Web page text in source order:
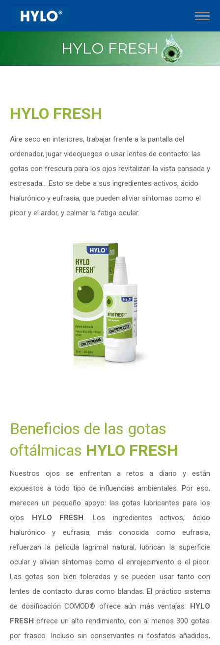
HYLO FRESH
Estás aquí:
HYLO FRESH
Aire seco en interiores, trabajar frente a la pantalla del
ordenador, jugar videojuegos o usar lentes de contacto: las
gotas con frescura para los ojos revitalizan la vista cansada y
estresada… Esto se debe a sus ingredientes activos, ácido
hialurónico y eufrasia, que pueden aliviar síntomas como el
picor y el ardor, y calmar la fatiga ocular.
Beneficios de las gotas
oftálmicas HYLO FRESH
Nuestros ojos se enfrentan a retos a diario y están
expuestos a todo tipo de influencias ambientales. Por eso,
merecen un pequeño apoyo: las gotas lubricantes para los
ojos HYLO FRESH. Los ingredientes activos, ácido
hialurónico y eufrasia, más conocida como eufrasia,
refuerzan la película lagrimal natural, lubrican la superficie
ocular y alivian síntomas como el enrojecimiento o el picor.
Las gotas son bien toleradas y se pueden usar tanto con
lentes de contacto duras como blandas. El práctico sistema
de dosificación COMOD® ofrece aún más ventajas: HYLO
FRESH ofrece un alto rendimiento, con al menos 300 gotas
por frasco. Incluso sin conservantes ni fosfatos añadidos,